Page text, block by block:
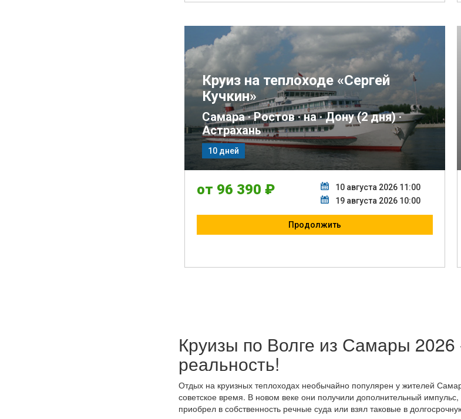
Круизы по Волге из Самары
реальность!
Отдых на круизных теплоходах необычайно популярен у жителей
советское время. В новом веке они получили дополнительный
приобрел в собственность речные суда или взял таковые в